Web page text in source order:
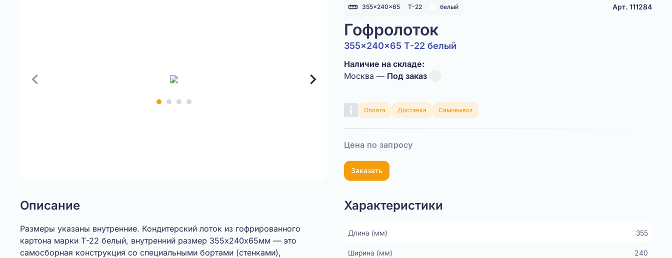
355x240x65 Т-22 белый Арт. 111284
Гофролоток
355x240x65 Т-22 белый
Наличие на складе:
Москва — Под заказ
Оплата Доставка Самовывоз
Цена по запросу
Заказать
Описание
Размеры указаны внутренние. Кондитерский лоток из гофрированного
картона марки Т-22 белый, внутренний размер 355х240х65мм — это
самосборная конструкция со специальными бортами (стенками),
Характеристики
Длина (мм) 355
Ширина (мм) 240